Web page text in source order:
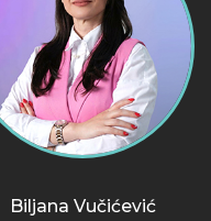
Biljana Vučićević